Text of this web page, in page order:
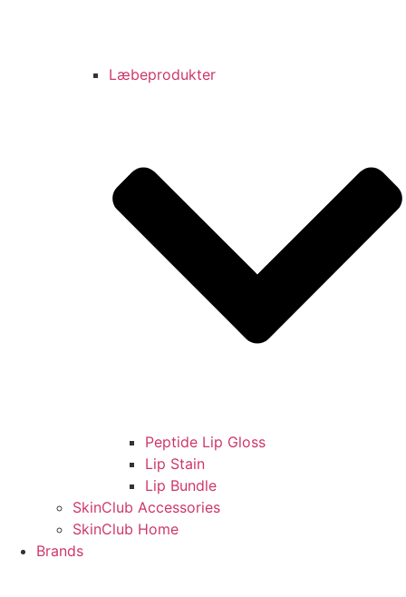
Læbeprodukter
Peptide Lip Gloss
Lip Stain
Lip Bundle
SkinClub Accessories
SkinClub Home
Brands